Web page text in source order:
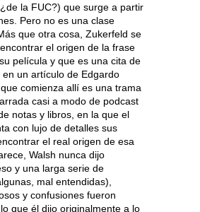
la FUC?) que surge a partir
Pero no es una clase
que otra cosa, Zukerfeld se
el origen de la frase
película y que es una cita de
en un artículo de Edgardo
comienza allí es una trama
casi a modo de podcast
notas y libros, en la que el
con lujo de detalles sus
el real origen de esa
Walsh nunca dijo
y una larga serie de
mal entendidas),
y confusiones fueron
que él dijo originalmente a lo